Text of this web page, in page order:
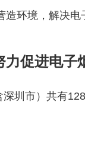
环境，解决
力促进电子
圳市）共有